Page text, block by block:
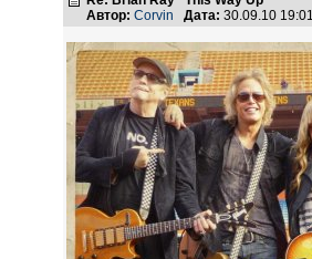
Автор: Corvin Дата: 30.09.10